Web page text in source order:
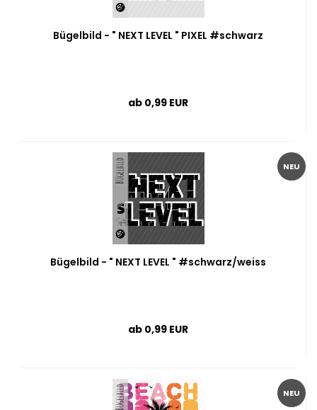
Bügelbild - " NEXT LEVEL " PIXEL #schwarz
ab 0,99 EUR
NEU
Bügelbild - " NEXT LEVEL " #schwarz/weiss
ab 0,99 EUR
NEU